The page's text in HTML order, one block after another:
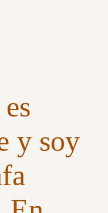
y soy